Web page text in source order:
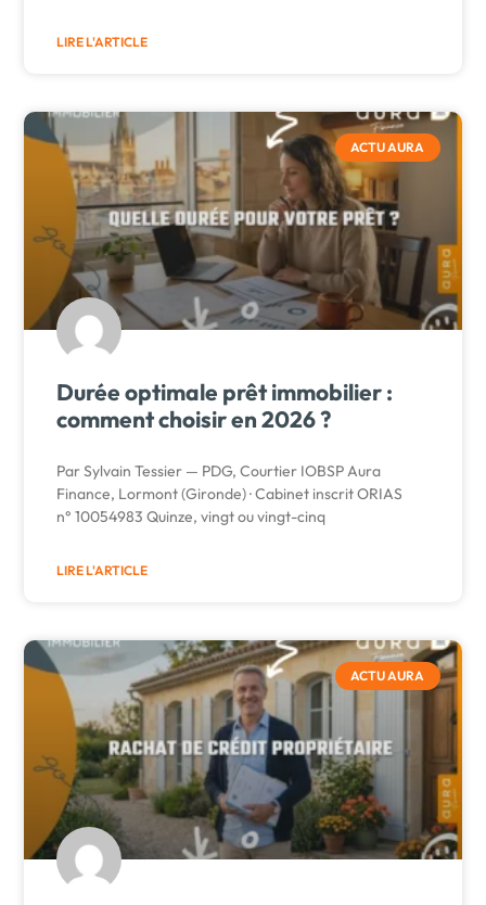
LIRE L'ARTICLE
ACTU AURA
Durée optimale prêt immobilier :
comment choisir en 2026 ?
Par Sylvain Tessier — PDG, Courtier IOBSP Aura
Finance, Lormont (Gironde) · Cabinet inscrit ORIAS
n° 10054983 Quinze, vingt ou vingt-cinq
LIRE L'ARTICLE
ACTU AURA